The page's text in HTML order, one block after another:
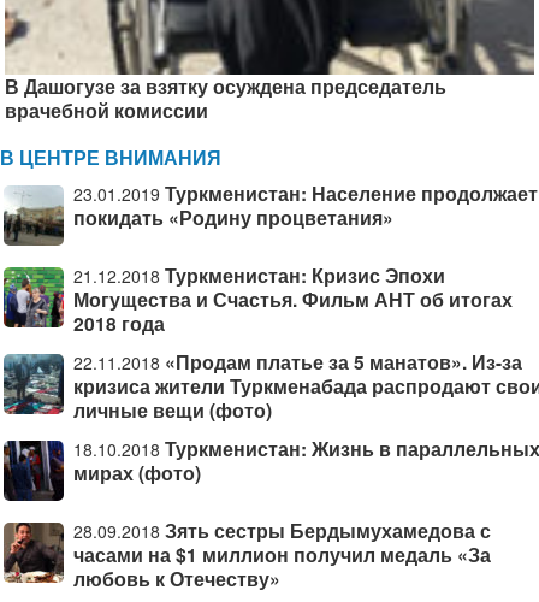
В Дашогузе за взятку осуждена председатель
врачебной комиссии
В ЦЕНТРЕ ВНИМАНИЯ
23.01.2019 Туркменистан: Население продолжает
покидать «Родину процветания»
21.12.2018 Туркменистан: Кризис Эпохи
Могущества и Счастья. Фильм АНТ об итогах
2018 года
22.11.2018 «Продам платье за 5 манатов». Из-за
кризиса жители Туркменабада распродают
личные вещи (фото)
18.10.2018 Туркменистан: Жизнь в параллельных
мирах (фото)
28.09.2018 Зять сестры Бердымухамедова с
часами на $1 миллион получил медаль «За
любовь к Отечеству»